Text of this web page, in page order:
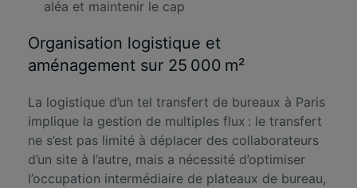
aléa et maintenir le cap
Organisation logistique et
aménagement sur 25 000 m²
La logistique d’un tel transfert de bureaux à Paris
implique la gestion de multiples flux : le transfert
ne s’est pas limité à déplacer des collaborateurs
d’un site à l’autre, mais a nécessité d’optimiser
l’occupation intermédiaire de plateaux de bureau,